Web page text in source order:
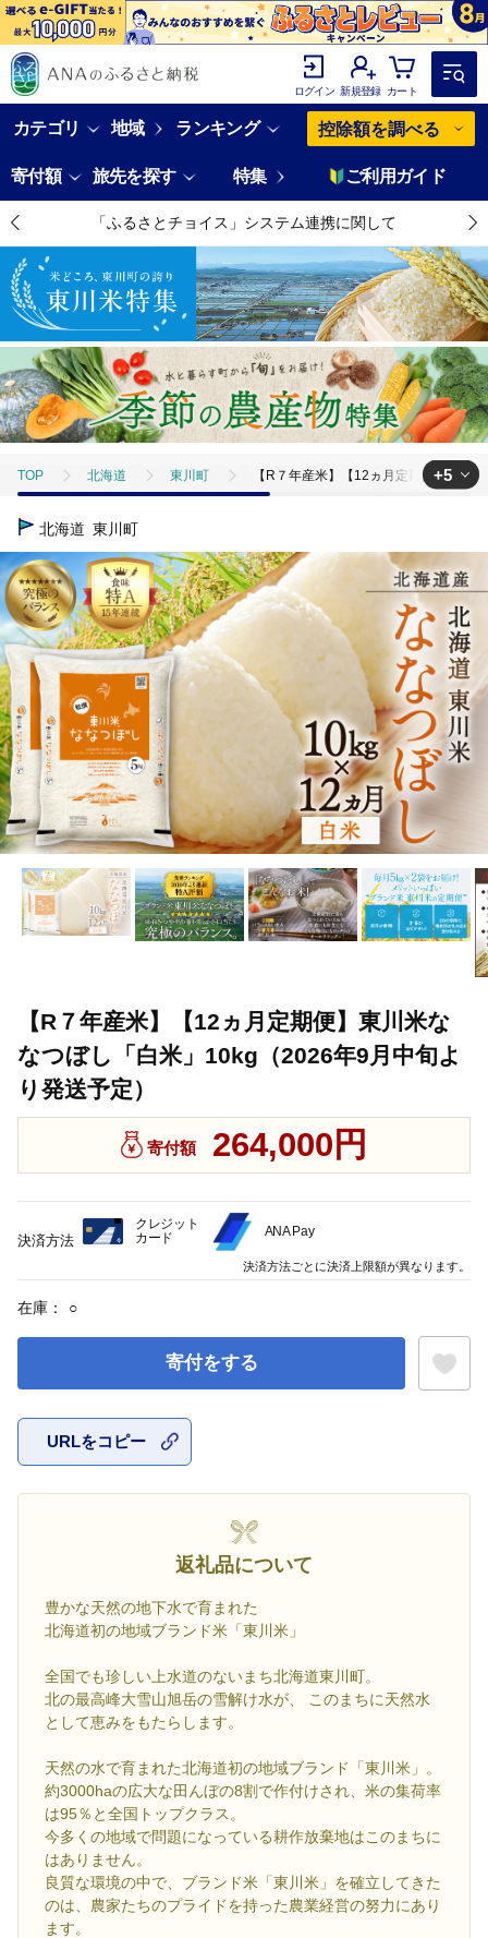
ログイン 新規登録 カート
カテゴリ 地域 ランキング 控除額を調べる
寄付額 旅先を探す 特集 ご利用ガイド
「ふるさとチョイス」システム連携に関して
TOP 北海道 東川町 【R７年産米】【12ヵ月定期便】東川
TOP
TOP 米・穀物 米 【R７年産米】【12ヵ月定期便】東川米
TOP 米・穀物 米 精米 【R７年産米】【12ヵ月定期
TOP 米・穀物 米 ほかの米 【R７年産米】【12ヵ月
TOP 定期便 【R７年産米】【12ヵ月定期便】東川米ななつぼし
+5
北海道 東川町
【R７年産米】【12ヵ月定期便】東川米な
なつぼし「白米」10kg（2026年9月中旬よ
り発送予定）
寄付額 264,000円
在庫： ○
寄付をする
URLをコピー
返礼品について
豊かな天然の地下水で育まれた
北海道初の地域ブランド米「東川米」
全国でも珍しい上水道のないまち北海道東川町。
北の最高峰大雪山旭岳の雪解け水が、 このまちに天然水
として恵みをもたらします。
天然の水で育まれた北海道初の地域ブランド「東川米」。
約3000haの広大な田んぼの8割で作付けされ、米の集荷率
は95％と全国トップクラス。
今多くの地域で問題になっている耕作放棄地はこのまちに
はありません。
良質な環境の中で、ブランド米「東川米」を確立してきた
のは、農家たちのプライドを持った農業経営の努力にあり
ます。
決済方法
クレジット
カード
ANA Pay
決済方法ごとに決済上限額が異なります。